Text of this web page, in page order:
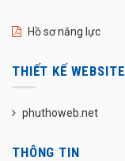
Hồ sơ năng lực
THIẾT KẾ WEBSITE
phuthoweb.net
THÔNG TIN